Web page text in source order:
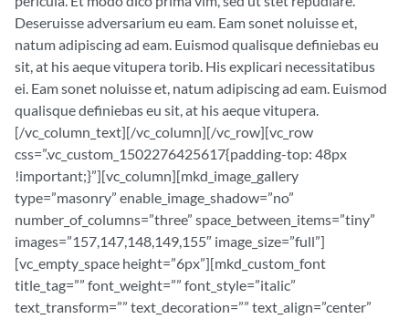
Deseruisse adversarium eu eam. Eam sonet noluisse et,
natum adipiscing ad eam. Euismod qualisque definiebas eu
sit, at his aeque vitupera torib. His explicari necessitatibus
ei. Eam sonet noluisse et, natum adipiscing ad eam. Euismod
qualisque definiebas eu sit, at his aeque vitupera.
[/vc_column_text][/vc_column][/vc_row][vc_row
css=”.vc_custom_1502276425617{padding-top: 48px
!important;}”][vc_column][mkd_image_gallery
type=”masonry” enable_image_shadow=”no”
number_of_columns=”three” space_between_items=”tiny”
images=”157,147,148,149,155″ image_size=”full”]
[vc_empty_space height=”6px”][mkd_custom_font
title_tag=”” font_weight=”” font_style=”italic”
text_transform=”” text_decoration=”” text_align=”center”